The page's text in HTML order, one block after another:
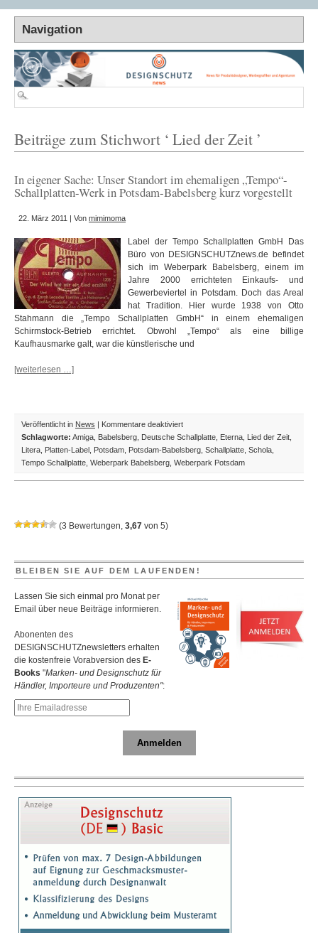
Beiträge zum Stichwort ‘ Lied der Zeit ’
In eigener Sache: Unser Standort im ehemaligen „Tempo“-
Schallplatten-Werk in Potsdam-Babelsberg kurz vorgestellt
22. März 2011 | Von mimimoma
Label der Tempo Schallplatten GmbH Das
Büro von DESIGNSCHUTZnews.de befindet
sich im Weberpark Babelsberg, einem im
Jahre 2000 errichteten Einkaufs- und
Gewerbeviertel in Potsdam. Doch das Areal
hat Tradition. Hier wurde 1938 von Otto
Stahmann die „Tempo Schallplatten GmbH“ in einem ehemaligen
Schirmstock-Betrieb errichtet. Obwohl „Tempo“ als eine billige
Kaufhausmarke galt, war die künstlerische und
[weiterlesen …]
Veröffentlicht in News | Kommentare deaktiviertfür
In
eigener
Sache:
in
Potsdam-
kurz
vorgestellt
Schlagworte: Amiga Babelsberg Deutsche Schallplatte Eterna Lied der Zeit
Litera Platten-Label Potsdam Potsdam-Babelsberg Schallplatte Schola
Tempo Schallplatte Weberpark Babelsberg Weberpark Potsdam
(3 Bewertungen, 3,67 von 5)
BLEIBEN SIE AUF DEM LAUFENDEN!
Lassen Sie sich einmal pro Monat per
Email über neue Beiträge informieren.
Abonenten des
DESIGNSCHUTZnewsletters erhalten
die kostenfreie Vorabversion des E-
Books "Marken- und Designschutz für
Händler, Importeure und Produzenten":
Anmelden